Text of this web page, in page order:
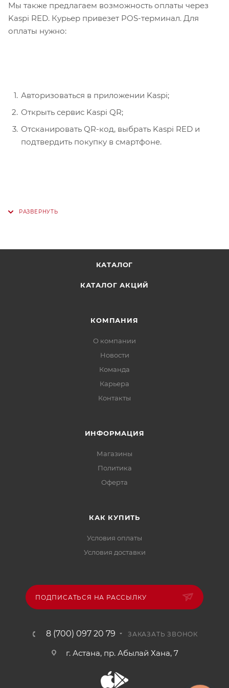
Мы также предлагаем возможность оплаты через
Kaspi RED. Курьер привезет POS-терминал. Для
оплаты нужно:
Авторизоваться в приложении Kaspi;
Открыть сервис Kaspi QR;
Отсканировать QR-код, выбрать Kaspi RED и
подтвердить покупку в смартфоне.
КАТАЛОГ
КАТАЛОГ АКЦИЙ
КОМПАНИЯ
О компании
Новости
Команда
Карьера
Контакты
ИНФОРМАЦИЯ
Магазины
Политика
Офертa
КАК КУПИТЬ
Условия оплаты
Условия доставки
ПОДПИСАТЬСЯ НА РАССЫЛКУ
8 (700) 097 20 79 ЗАКАЗАТЬ ЗВОНОК
г. Астана, пр. Абылай Хана, 7